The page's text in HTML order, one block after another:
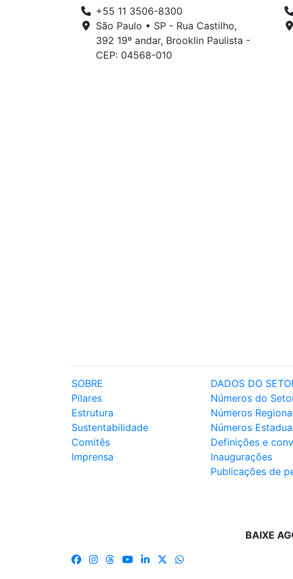
+55 11 3506-8300
São Paulo • SP - Rua Castilho,
392 19º andar, Brooklin Paulista -
CEP: 04568-010
SOBRE
Pilares
Estrutura
Sustentabilidade
Comitês
Imprensa
DADOS DO
Números do
Números
Números
Definições e
Inaugurações
Publicações de
BAIXE